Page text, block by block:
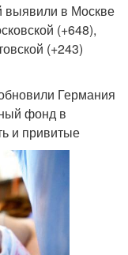
выявили в Москве
(+648),
(+243)
Германия
фонд в
и привитые